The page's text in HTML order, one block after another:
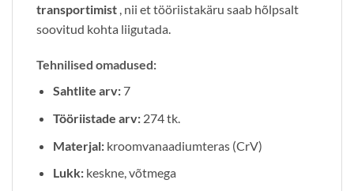
transportimist , nii et tööriistakäru saab hõlpsalt
soovitud kohta liigutada.
Tehnilised omadused:
Sahtlite arv:7
Tööriistade arv:274 tk.
Materjal:kroomvanaadiumteras (CrV)
Lukk:keskne, võtmega